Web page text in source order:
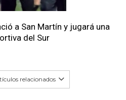
a San Martín y jugará una
del Sur
relacionados